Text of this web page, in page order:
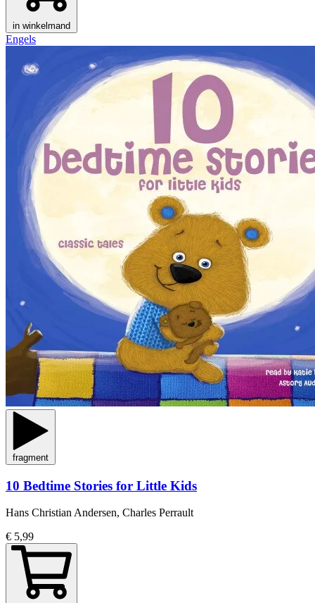
in winkelmand
Engels
fragment
10 Bedtime Stories for Little Kids
Hans Christian Andersen, Charles Perrault
€ 5,99